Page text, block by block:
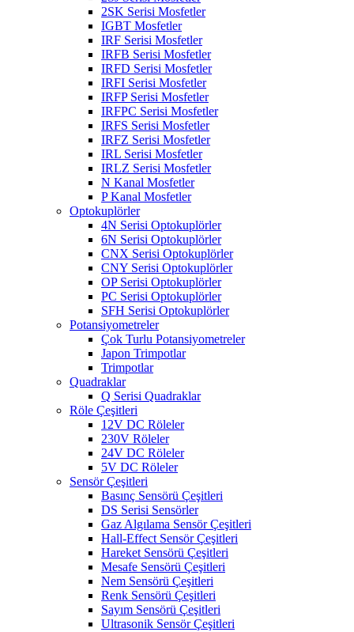
2SK Serisi Mosfetler
IGBT Mosfetler
IRF Serisi Mosfetler
IRFB Serisi Mosfetler
IRFD Serisi Mosfetler
IRFI Serisi Mosfetler
IRFP Serisi Mosfetler
IRFPC Serisi Mosfetler
IRFS Serisi Mosfetler
IRFZ Serisi Mosfetler
IRL Serisi Mosfetler
IRLZ Serisi Mosfetler
N Kanal Mosfetler
P Kanal Mosfetler
Optokuplörler
4N Serisi Optokuplörler
6N Serisi Optokuplörler
CNX Serisi Optokuplörler
CNY Serisi Optokuplörler
OP Serisi Optokuplörler
PC Serisi Optokuplörler
SFH Serisi Optokuplörler
Potansiyometreler
Çok Turlu Potansiyometreler
Japon Trimpotlar
Trimpotlar
Quadraklar
Q Serisi Quadraklar
Röle Çeşitleri
12V DC Röleler
230V Röleler
24V DC Röleler
5V DC Röleler
Sensör Çeşitleri
Basınç Sensörü Çeşitleri
DS Serisi Sensörler
Gaz Algılama Sensör Çeşitleri
Hall-Effect Sensör Çeşitleri
Hareket Sensörü Çeşitleri
Mesafe Sensörü Çeşitleri
Nem Sensörü Çeşitleri
Renk Sensörü Çeşitleri
Sayım Sensörü Çeşitleri
Ultrasonik Sensör Çeşitleri